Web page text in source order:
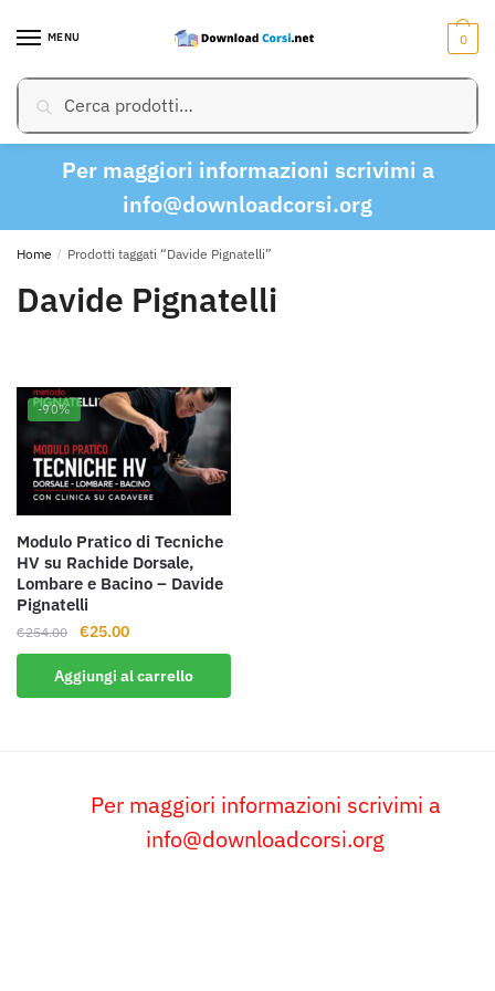
MENU
Cerca:Cerca
0
Per maggiori informazioni scrivimi a
info@downloadcorsi.org
Home / Prodotti taggati “Davide Pignatelli”
Davide Pignatelli
-90%
Modulo Pratico di Tecniche
HV su Rachide Dorsale,
Lombare e Bacino – Davide
Pignatelli
€254.00
Il
prezzo
originale
era:
€25.00Il
prezzo
attuale
è:
Aggiungi al carrello
Per maggiori informazioni scrivimi a
info@downloadcorsi.org